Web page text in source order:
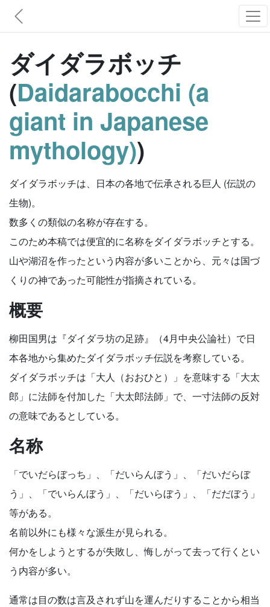
ダイダラボッチ
(Daidarabocchi (a
giant in Japanese
mythology))
ダイダラボッチは、日本の各地で伝承される巨人 (伝説の
生物)。
数多くの類似の名称が存在する。
このため本稿では便宜的に名称をダイダラボッチとする。
山や湖沼を作ったという内容が多いことから、元々は国づ
くりの神であった可能性が指摘されている。
概要
柳田国男は『ダイダラ坊の足跡』（4月中央公論社）で日
本各地から集めたダイダラボッチ伝説を考察している。
ダイダラボッチは「大人（おおひと）」を意味する「大太
郎」に法師を付加した「大太郎法師」で、一寸法師の反対
の意味であるとしている。
名称
「でいだらぼっち」、「だいらんぼう」、「だいだらぼ
う」、「でいらんぼう」、「だいらぼう」、「だだぼう」
等がある。
名前以外にも様々な派生が見られる。
何かをしようとするが失敗し、悔しがって去って行くとい
う内容が多い。
通常は目の数は言及されず山を運んだりすることから相当